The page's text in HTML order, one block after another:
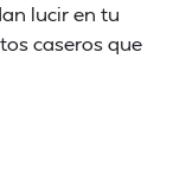
lucir en tu
caseros que